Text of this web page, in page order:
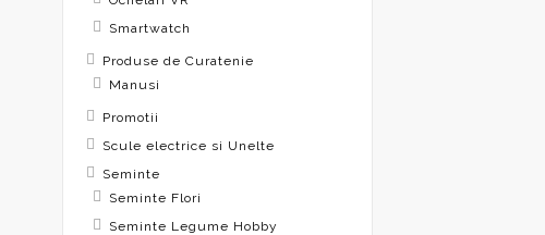
Smartwatch
Produse de Curatenie
Manusi
Promotii
Scule electrice si Unelte
Seminte
Seminte Flori
Seminte Legume Hobby